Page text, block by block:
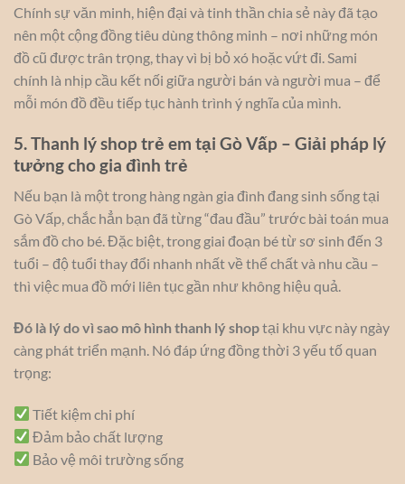
Chính sự văn minh, hiện đại và tinh thần chia sẻ này đã tạo
nên một cộng đồng tiêu dùng thông minh – nơi những món
đồ cũ được trân trọng, thay vì bị bỏ xó hoặc vứt đi. Sami
chính là nhịp cầu kết nối giữa người bán và người mua – để
mỗi món đồ đều tiếp tục hành trình ý nghĩa của mình.
5. Thanh lý shop trẻ em tại Gò Vấp – Giải pháp lý
tưởng cho gia đình trẻ
Nếu bạn là một trong hàng ngàn gia đình đang sinh sống tại
Gò Vấp, chắc hẳn bạn đã từng “đau đầu” trước bài toán mua
sắm đồ cho bé. Đặc biệt, trong giai đoạn bé từ sơ sinh đến 3
tuổi – độ tuổi thay đổi nhanh nhất về thể chất và nhu cầu –
thì việc mua đồ mới liên tục gần như không hiệu quả.
Đó là lý do vì sao mô hình thanh lý shoptại khu vực này ngày
càng phát triển mạnh. Nó đáp ứng đồng thời 3 yếu tố quan
trọng:
Tiết kiệm chi phí
Đảm bảo chất lượng
Bảo vệ môi trường sống